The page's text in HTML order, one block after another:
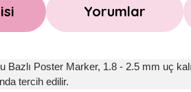
Yorumlar
Bazlı Poster Marker, 1.8 - 2.5 mm uç
tercih edilir.